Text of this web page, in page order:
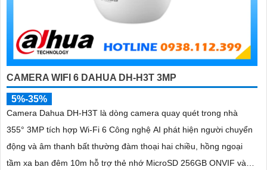
CAMERA WIFI 6 DAHUA DH-H3T 3MP
5%-35%
Camera Dahua DH-H3T là dòng camera quay quét trong nhà
355° 3MP tích hợp Wi-Fi 6 Công nghệ AI phát hiện người chuyển
động và âm thanh bất thường đàm thoại hai chiều, hồng ngoại
tầm xa ban đêm 10m hỗ trợ thẻ nhớ MicroSD 256GB ONVIF và